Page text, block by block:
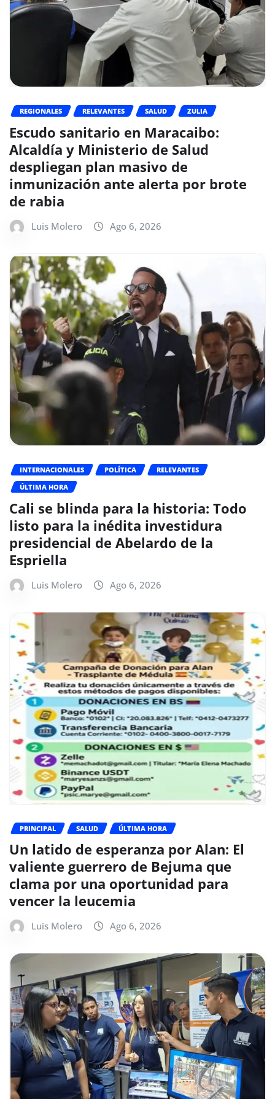
REGIONALES RELEVANTES SALUD ZULIA
Escudo sanitario en Maracaibo:
Alcaldía y Ministerio de Salud
despliegan plan masivo de
inmunización ante alerta por brote
de rabia
Luis Molero Ago 6, 2026
INTERNACIONALES POLÍTICA
RELEVANTES
ÚLTIMA HORA
Cali se blinda para la historia: Todo
listo para la inédita investidura
presidencial de Abelardo de la
Espriella
Luis Molero Ago 6, 2026
PRINCIPAL SALUD ÚLTIMA HORA
Un latido de esperanza por Alan: El
valiente guerrero de Bejuma que
clama por una oportunidad para
vencer la leucemia
Luis Molero Ago 6, 2026